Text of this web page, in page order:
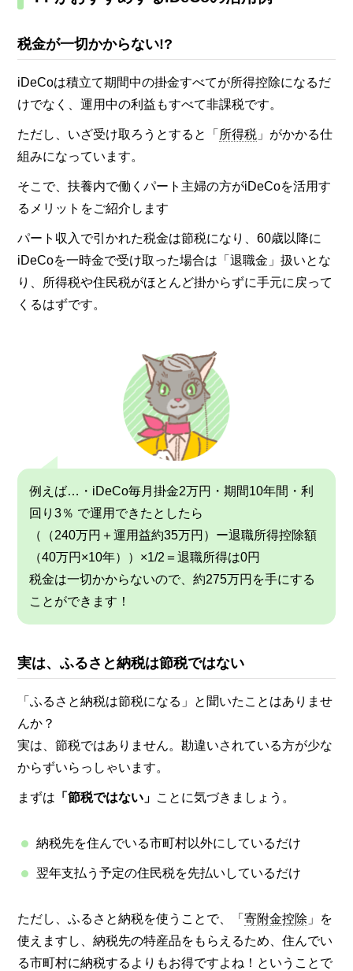
税金が一切かからない!?
iDeCoは積立て期間中の掛金すべてが所得控除になるだ
けでなく、運用中の利益もすべて非課税です。
ただし、いざ受け取ろうとすると「 所得税 」がかかる仕
組みになっています。
そこで、扶養内で働くパート主婦の方がiDeCoを活用す
るメリットをご紹介します
パート収入で引かれた税金は節税になり、60歳以降に
iDeCoを一時金で受け取った場合は「退職金」扱いとな
り、所得税や住民税がほとんど掛からずに手元に戻って
くるはずです。
例えば…・iDeCo毎月掛金2万円・期間10年間・利
回り3％ で運用できたとしたら
（（240万円＋運用益約35万円）ー退職所得控除額
（40万円×10年））×1/2＝退職所得は0円
税金は一切かからないので、約275万円を手にする
ことができます！
実は、ふるさと納税は節税ではない
「ふるさと納税は節税になる」と聞いたことはありませ
んか？
実は、節税ではありません。勘違いされている方が少な
からずいらっしゃいます。
まずは 「節税ではない」 ことに気づきましょう。
納税先を住んでいる市町村以外にしているだけ
翌年支払う予定の住民税を先払いしているだけ
ただし、ふるさと納税を使うことで、「寄附金控除 」を
使えますし、納税先の特産品をもらえるため、住んでい
る市町村に納税するよりもお得ですよね！ということで